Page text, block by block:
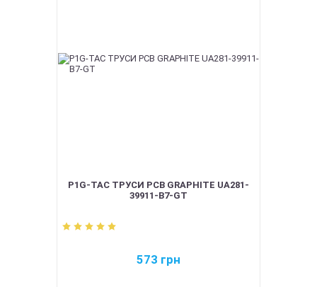
P1G-TAC ТРУСИ PCB GRAPHITE UA281-
39911-B7-GT
573 грн